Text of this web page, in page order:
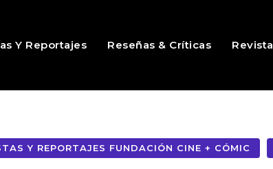
Y Reportajes Reseñas & Críticas Revista
Y REPORTAJES FUNDACIÓN CINE + CÓMIC